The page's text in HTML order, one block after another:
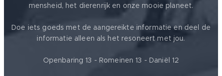
mensheid, het dierenrijk en onze mooie planeet.
Doe iets goeds met de aangereikte informatie en deel de
informatie alleen als het resoneert met jou.
Openbaring 13 - Romeinen 13 - Daniël 12